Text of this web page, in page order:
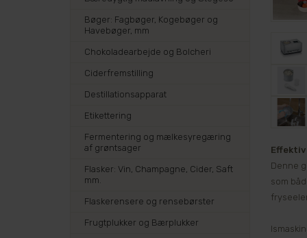
Denne
som
Bøger: Fagbøger, Kogebøger og
Havebøger, mm
Chokoladearbejde og Bolcheri
Ciderfremstilling
Destillationsapparat
Etikettering
Fermentering og mælkesyregæring
af grøntsager
Flasker: Vin, Champagne, Cider, Saft
mm.
Flaskerensere og rensebørster
Frugtplukker og Bærplukker